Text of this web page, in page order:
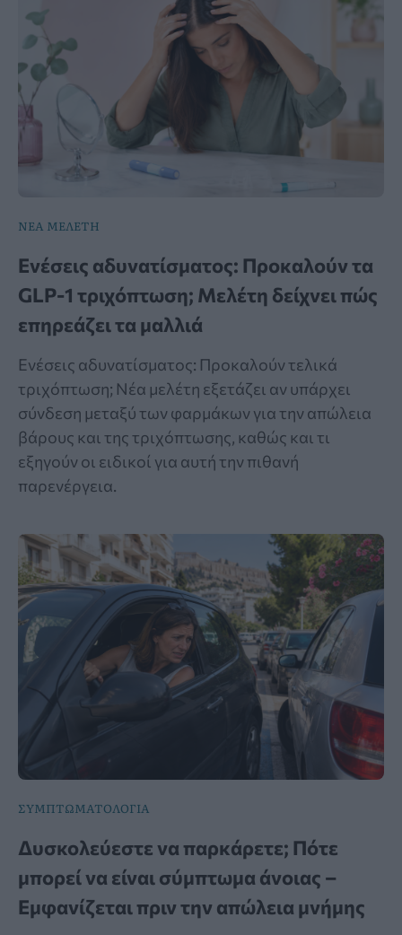
ΝΕΑ ΜΕΛΕΤΗ
Ενέσεις αδυνατίσματος: Προκαλούν τα
GLP-1 τριχόπτωση; Μελέτη δείχνει πώς
επηρεάζει τα μαλλιά
Ενέσεις αδυνατίσματος: Προκαλούν τελικά
τριχόπτωση; Νέα μελέτη εξετάζει αν υπάρχει
σύνδεση μεταξύ των φαρμάκων για την απώλεια
βάρους και της τριχόπτωσης, καθώς και τι
εξηγούν οι ειδικοί για αυτή την πιθανή
παρενέργεια.
ΣΥΜΠΤΩΜΑΤΟΛΟΓΙΑ
Δυσκολεύεστε να παρκάρετε; Πότε
μπορεί να είναι σύμπτωμα άνοιας –
Εμφανίζεται πριν την απώλεια μνήμης